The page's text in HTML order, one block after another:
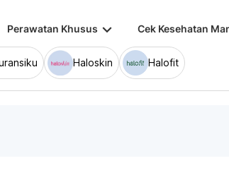
Perawatan Khusus keyboard_arrow_down Cek Kesehatan
Haloskin Halofit